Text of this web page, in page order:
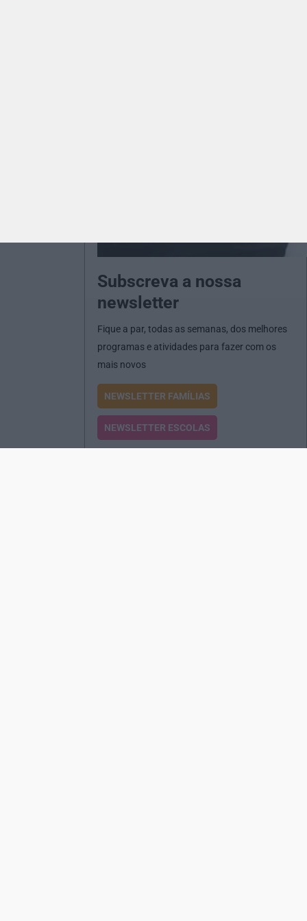
Subscreva a nossa
newsletter
Fique a par, todas as semanas, dos melhores
programas e atividades para fazer com os
mais novos
NEWSLETTER FAMÍLIAS
NEWSLETTER ESCOLAS